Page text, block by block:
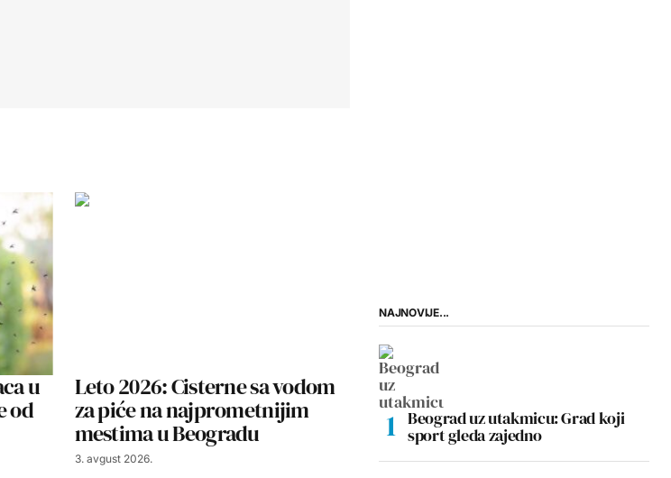
u
od
Leto 2026: Cisterne sa vodom
za piće na najprometnijim
mestima u Beogradu
3. avgust 2026.
NAJNOVIJE...
Beograd uz utakmicu: Grad koji
sport gleda zajedno